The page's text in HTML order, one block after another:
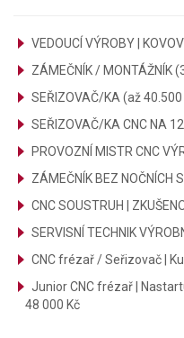
VEDOUCÍ VÝROBY |
ZÁMEČNÍK / MONTÁŽNÍK
SEŘIZOVAČ/KA (až 40.500
SEŘIZOVAČ/KA CNC NA
PROVOZNÍ MISTR CNC
ZÁMEČNÍK BEZ NOČNÍCH
CNC SOUSTRUH |
SERVISNÍ TECHNIK
CNC frézař / Seřizovač |
Junior CNC frézař |
48 000 Kč